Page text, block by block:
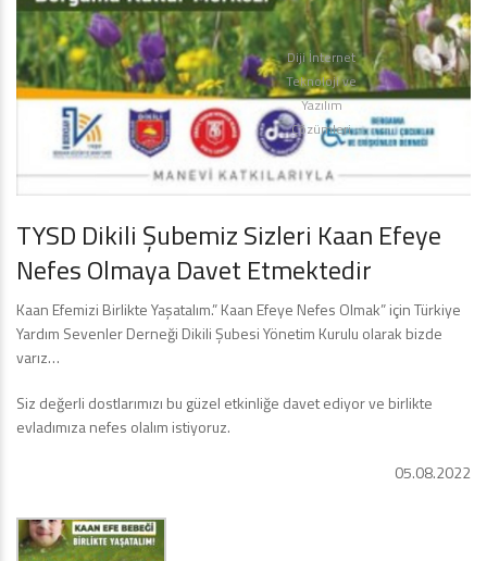
TYSD Dikili Şubemiz Sizleri Kaan Efeye
Nefes Olmaya Davet Etmektedir
Kaan Efemizi Birlikte Yaşatalım.” Kaan Efeye Nefes Olmak” için Türkiye
Yardım Sevenler Derneği Dikili Şubesi Yönetim Kurulu olarak bizde
varız…
Siz değerli dostlarımızı bu güzel etkinliğe davet ediyor ve birlikte
evladımıza nefes olalım istiyoruz.
05.08.2022
Diji İnternet
Teknoloji ve
Yazılım
Çözümleri